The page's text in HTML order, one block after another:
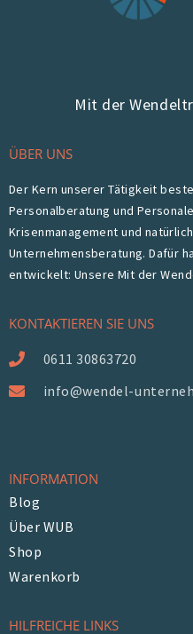
Mit der
ÜBER UNS
Der Kern unserer Tätigkeit
Personalberatung und
Krisenmanagement und
Unternehmensberatung. Dafür
entwickelt: Unsere Mit der
KONTAKTIEREN SIE UNS
0611 30863720
info@wendel-
INFORMATION
Blog
Über WUB
Shop
Warenkorb
HILFREICHE LINKS